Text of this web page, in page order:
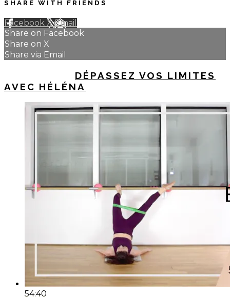
SHARE WITH FRIENDS
Facebook XEmail
Share on Facebook
Share on X
Share via Email
DÉPASSEZ VOS LIMITES
AVEC HÉLÉNA
54:40